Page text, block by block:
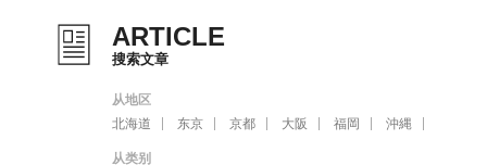
ARTICLE
搜索文章
从地区
北海道
东京 京都 大阪 福岡 沖縄
从类别